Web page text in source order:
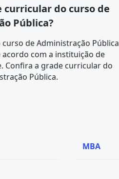
curricular do curso de
Pública?
de Administração Pública
com a instituição de
Confira a grade curriculardo
Pública.
MBA